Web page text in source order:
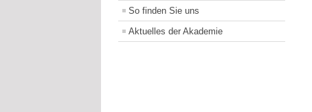
So finden Sie uns
Aktuelles der Akademie